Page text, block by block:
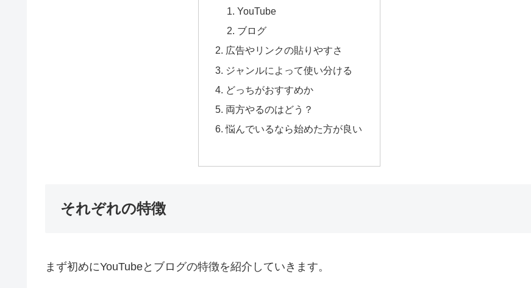
YouTube
ブログ
広告やリンクの貼りやすさ
ジャンルによって使い分ける
どっちがおすすめか
両方やるのはどう？
悩んでいるなら始めた方が良い
それぞれの特徴
まず初めにYouTubeとブログの特徴を紹介していきます。